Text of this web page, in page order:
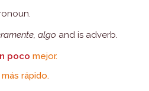
algo and is adverb.
poco mejor.
más rápido.